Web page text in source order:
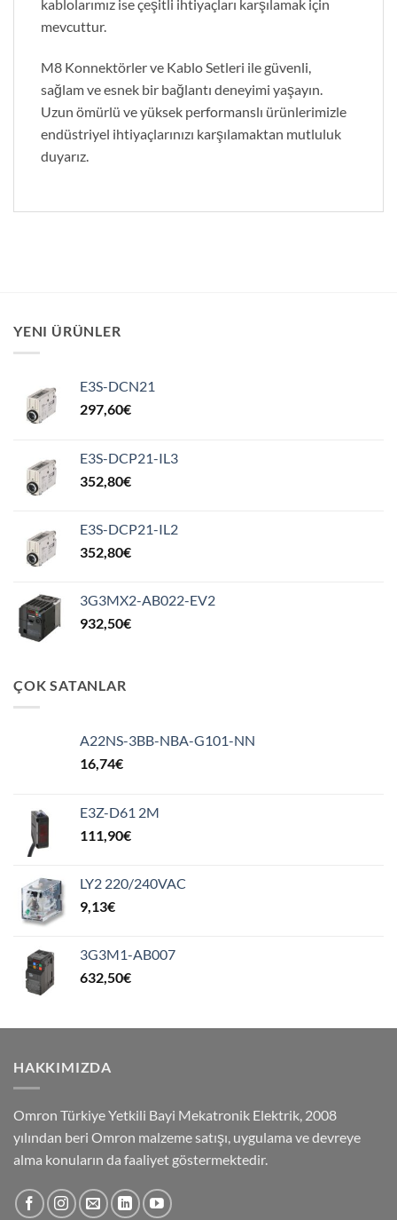
kablolarımız ise çeşitli ihtiyaçları karşılamak için
mevcuttur.
M8 Konnektörler ve Kablo Setleri ile güvenli,
sağlam ve esnek bir bağlantı deneyimi yaşayın.
Uzun ömürlü ve yüksek performanslı ürünlerimizle
endüstriyel ihtiyaçlarınızı karşılamaktan mutluluk
duyarız.
YENI ÜRÜNLER
E3S-DCN21
297,60€
E3S-DCP21-IL3
352,80€
E3S-DCP21-IL2
352,80€
3G3MX2-AB022-EV2
932,50€
ÇOK SATANLAR
A22NS-3BB-NBA-G101-NN
16,74€
E3Z-D61 2M
111,90€
LY2 220/240VAC
9,13€
3G3M1-AB007
632,50€
HAKKIMIZDA
Omron Türkiye Yetkili Bayi Mekatronik Elektrik, 2008
yılından beri Omron malzeme satışı, uygulama ve devreye
alma konuların da faaliyet göstermektedir.